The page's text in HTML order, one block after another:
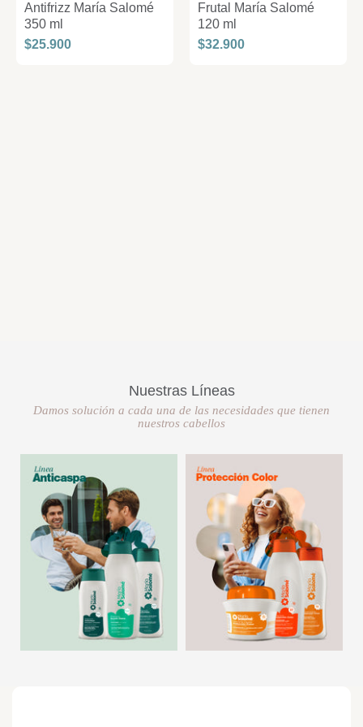
Antifrizz María Salomé
350 ml
$25.900
Frutal María Salomé
120 ml
$32.900
Nuestras Líneas
Damos solución a cada una de las necesidades que tienen
nuestros cabellos